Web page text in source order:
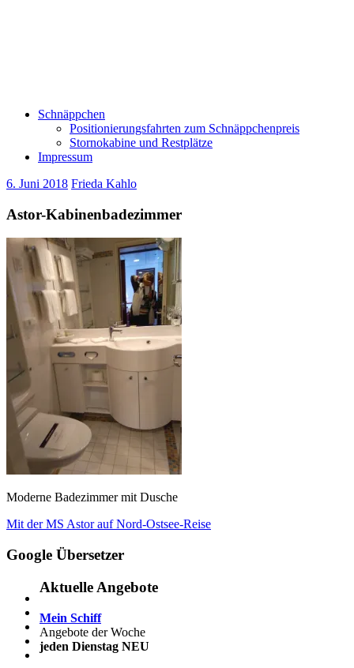
Schnäppchen
Positionierungsfahrten zum Schnäppchenpreis
Stornokabine und Restplätze
Impressum
6. Juni 2018 Frieda Kahlo
Astor-Kabinenbadezimmer
Moderne Badezimmer mit Dusche
Beitragsnavigation
Vorheriger
Mit der MS Astor auf Nord-Ostsee-Reise
Google Übersetzer
Aktuelle Angebote
Mein Schiff
Angebote der Woche
jeden Dienstag NEU